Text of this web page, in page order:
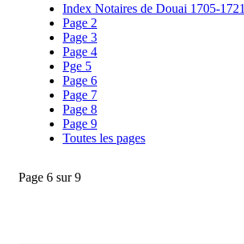
Index Notaires de Douai 1705-1721
Page 2
Page 3
Page 4
Pge 5
Page 6
Page 7
Page 8
Page 9
Toutes les pages
Page 6 sur 9